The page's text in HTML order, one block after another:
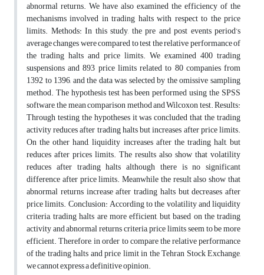
abnormal returns. We have also examined the efficiency of the
mechanisms involved in trading halts with respect to the price
limits. Methods: In this study, the pre and post events period’s
average changes were compared to test the relative performance of
the trading halts and price limits. We examined 400 trading
suspensions and 893 price limits related to 80 companies from
1392 to 1396, and the data was selected by the omissive sampling
method. The hypothesis test has been performed using the SPSS
software, the mean comparison method and Wilcoxon test. Results:
Through testing the hypotheses it was concluded that the trading
activity reduces after trading halts but increases after price limits.
On the other hand, liquidity increases after the trading halt, but
reduces after prices limits. The results also show that volatility
reduces after trading halts although there is no significant
difference after price limits. Meanwhile the result also show that
abnormal returns increase after trading halts but decreases after
price limits. Conclusion: According to the volatility and liquidity
criteria, trading halts are more efficient, but based on the trading
activity and abnormal returns criteria, price limits seem to be more
efficient. Therefore, in order to compare the relative performance
of the trading halts and price limit in the Tehran Stock Exchange,
we cannot express a definitive opinion.